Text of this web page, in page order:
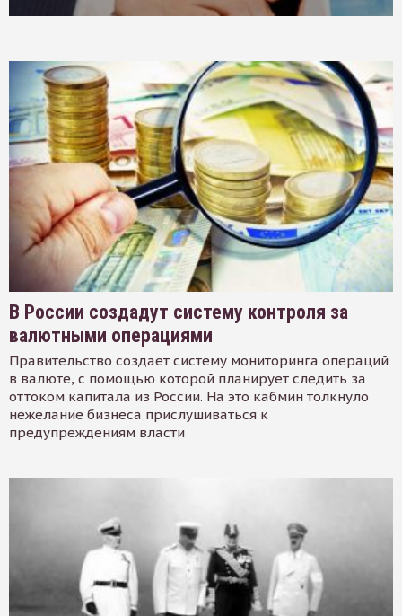
В России создадут систему контроля за
валютными операциями
Правительство создает систему мониторинга операций
в валюте, с помощью которой планирует следить за
оттоком капитала из России. На это кабмин толкнуло
нежелание бизнеса прислушиваться к
предупреждениям власти